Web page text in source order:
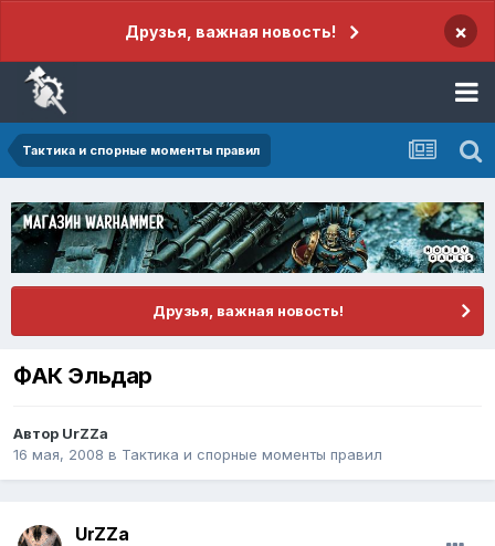
Друзья, важная новость! ×
Тактика и спорные моменты правил
Друзья, важная новость!
ФАК Эльдар
Автор UrZZa
16 мая, 2008 в Тактика и спорные моменты правил
UrZZa